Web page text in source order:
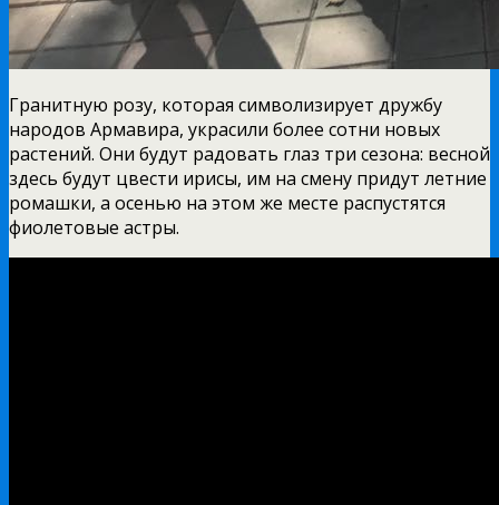
Гранитную розу, которая символизирует дружбу
народов Армавира, украсили более сотни новых
растений. Они будут радовать глаз три сезона: весной
здесь будут цвести ирисы, им на смену придут летние
ромашки, а осенью на этом же месте распустятся
фиолетовые астры.